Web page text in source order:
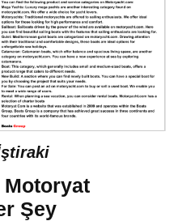
Motoryat
Şey